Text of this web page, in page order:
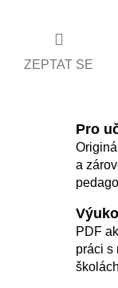
ZEPTAT SE
Pro
a
PDF
práci s